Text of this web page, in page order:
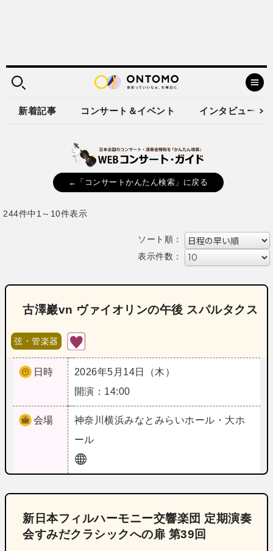
新着記事 コンサート＆イベント インタビュー
←「コンサートかんたん検索」に戻る
244件中1～10件表示
ソート順：
表示件数：
古澤巖vn ヴァイオリンの午後 スパルタクス
弦・管楽器
日時
2026年5月14日（木）
開演：14:00
会場 神奈川横浜みなとみらいホール・大ホ
ール
新日本フィルハーモニー交響楽団 定期演奏
会すみだクラシックへの扉 第39回